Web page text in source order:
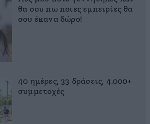
θα σου πω ποιες εμπειρίες θα
σου έκανα δώρο!
40 ημέρες, 33 δράσεις, 4.000+
συμμετοχές